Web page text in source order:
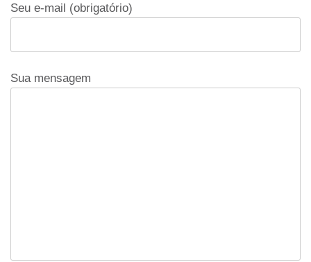
Seu e-mail (obrigatório)
Sua mensagem